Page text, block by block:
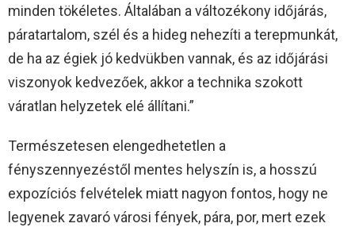
minden tökéletes. Általában a változékony időjárás,
páratartalom, szél és a hideg nehezíti a terepmunkát,
de ha az égiek jó kedvükben vannak, és az időjárási
viszonyok kedvezőek, akkor a technika szokott
váratlan helyzetek elé állítani.”
Természetesen elengedhetetlen a
fényszennyezéstől mentes helyszín is, a hosszú
expozíciós felvételek miatt nagyon fontos, hogy ne
legyenek zavaró városi fények, pára, por, mert ezek